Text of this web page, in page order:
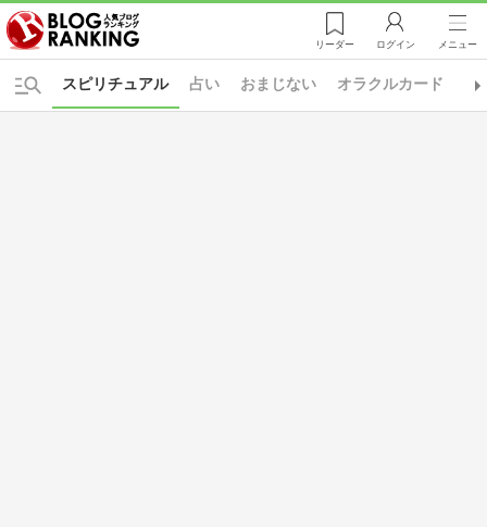
リーダー ログイン メニュー
占い おまじない オラクルカード
スピリチュアル